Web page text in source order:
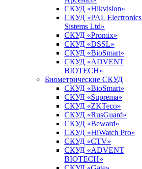
СКУД «Hikvision»
СКУД «PAL Electronics
Sistems Ltd»
СКУД «Promix»
СКУД «DSSL»
СКУД «BioSmart»
СКУД «ADVENT
BIOTECH»
Биометрические СКУД
СКУД «BioSmart»
СКУД «Suprema»
СКУД «ZKTeco»
СКУД «RusGuard»
СКУД «Beward»
СКУД «HiWatch Pro»
СКУД «CTV»
СКУД «ADVENT
BIOTECH»